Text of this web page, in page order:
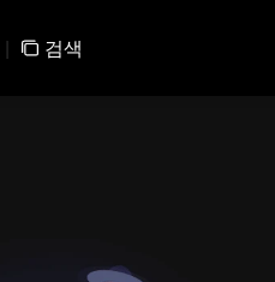
| 검색